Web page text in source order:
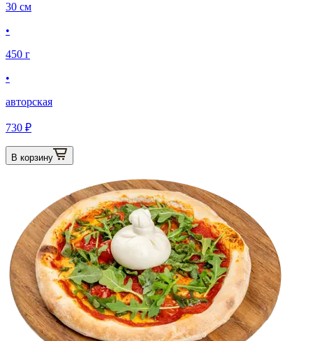
30 см
•
450 г
•
авторская
730 ₽
В корзину